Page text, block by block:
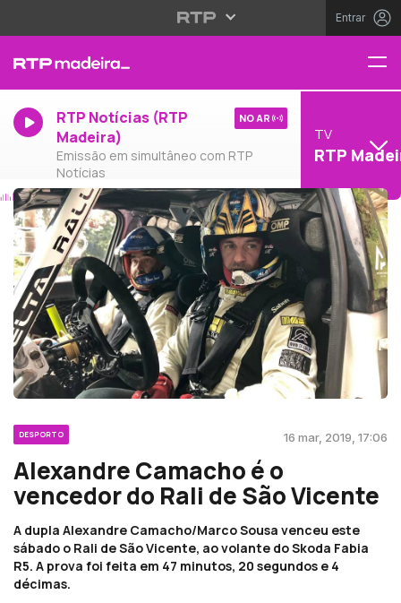
Entrar
RTP Notícias (RTP
Madeira)
Emissão em simultâneo com RTP
Notícias
NO AR
TV
RTP
DESPORTO 16 mar, 2019, 17:06
Alexandre Camacho é o
vencedor do Rali de São Vicente
A dupla Alexandre Camacho/Marco Sousa venceu este
sábado o Rali de São Vicente, ao volante do Skoda Fabia
R5. A prova foi feita em 47 minutos, 20 segundos e 4
décimas.